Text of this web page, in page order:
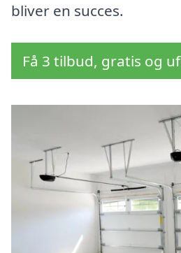
bliver en succes.
Få 3 tilbud, gratis og